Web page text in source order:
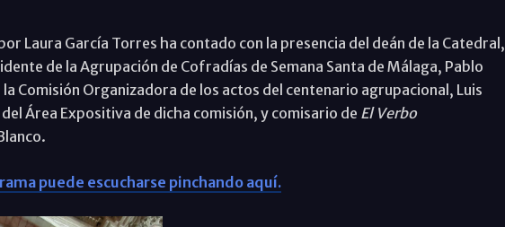
Laura García Torres ha contado con la presencia del deán de la Catedral,
de la Agrupación de Cofradías de Semana Santa de Málaga, Pablo
Comisión Organizadora de los actos del centenario agrupacional, Luis
Área Expositiva de dicha comisión, y comisario de El Verbo
puede escucharse pinchando aquí.